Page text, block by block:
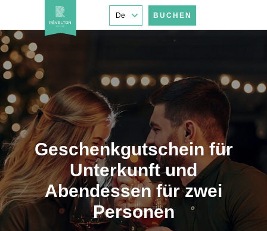
BUCHEN
De
Geschenkgutschein für
Unterkunft und
Abendessen für zwei
Personen